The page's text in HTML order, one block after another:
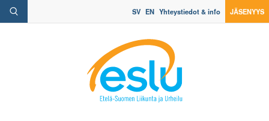
SV EN Yhteystiedot & info JÄSENYYS